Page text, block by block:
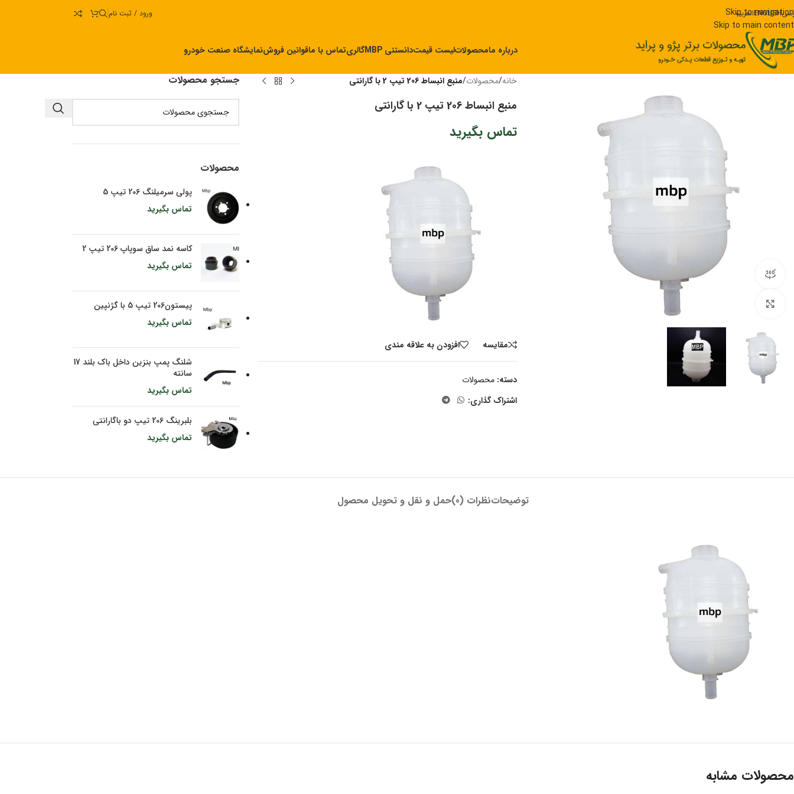
Skip to navigation
Skip to main content
ENGLISHالعربیه ورود / ثبت نام
درباره مامحصولاتلیست قیمتدانستنی MBP گالریتماس با ماقوانین فروشنمایشگاه صنعت خودرو
خانه/محصولات/منبع انبساط 206 تیپ 2 با گارانتی
منبع انبساط 206 تیپ 2 با گارانتی
تماس بگیرید
مقايسه افزودن به علاقه مندی
دسته: محصولات
اشتراک گذاری:
جستجو محصولات
محصولات
پولی سرمیلنگ 206 تیپ 5
تماس بگیرید
کاسه نمد ساق سوپاپ 206 تیپ 2
تماس بگیرید
پیستون206 تیپ 5 با گژنپین
تماس بگیرید
شلنگ پمپ بنزین داخل باک بلند 17
سانته
تماس بگیرید
بلبرینگ 206 تیپ دو باگارانتی
تماس بگیرید
توضیحاتنظرات (0) حمل و نقل و تحویل محصول
محصولات مشابه